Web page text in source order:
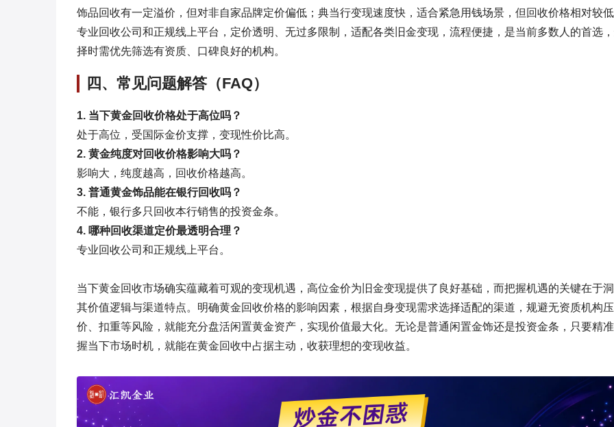
饰品回收有一定溢价，但对非自家品牌定价偏低；典当行变现速度快，适合紧急用钱场景，但回收价格相对较低
专业回收公司和正规线上平台，定价透明、无过多限制，适配各类旧金变现，流程便捷，是当前多数人的首选
择时需优先筛选有资质、口碑良好的机构。
四、常见问题解答（FAQ）
1. 当下黄金回收价格处于高位吗？
处于高位，受国际金价支撑，变现性价比高。
2. 黄金纯度对回收价格影响大吗？
影响大，纯度越高，回收价格越高。
3. 普通黄金饰品能在银行回收吗？
不能，银行多只回收本行销售的投资金条。
4. 哪种回收渠道定价最透明合理？
专业回收公司和正规线上平台。
当下黄金回收市场确实蕴藏着可观的变现机遇，高位金价为旧金变现提供了良好基础，而把握机遇的关键在于
其价值逻辑与渠道特点。明确黄金回收价格的影响因素，根据自身变现需求选择适配的渠道，规避无资质机构压
价、扣重等风险，就能充分盘活闲置黄金资产，实现价值最大化。无论是普通闲置金饰还是投资金条，只要精
握当下市场时机，就能在黄金回收中占据主动，收获理想的变现收益。